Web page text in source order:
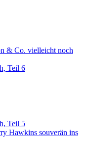
& Co. vielleicht noch
Teil 6
Teil 5
Hawkins souverän ins